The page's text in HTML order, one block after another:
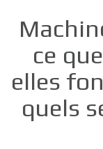
ce
elles
quels